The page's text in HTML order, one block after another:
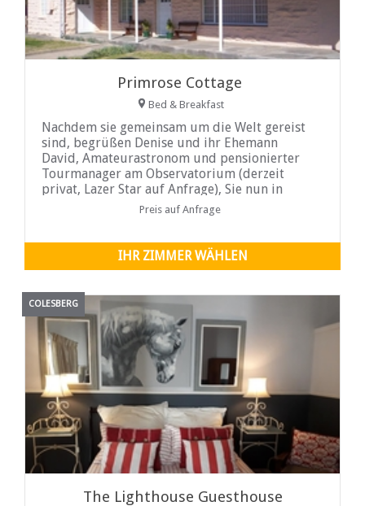
Primrose Cottage
Bed & Breakfast
Nachdem sie gemeinsam um die Welt gereist
sind, begrüßen Denise und ihr Ehemann
David, Amateurastronom und pensionierter
Tourmanager am Observatorium (derzeit
privat, Lazer Star auf Anfrage), Sie nun in
ihrem Steinhaus auf einem mit Obstbäumen
und Weinreben übersäten Gelände.
Preis auf Anfrage
IHR ZIMMER WÄHLEN
COLESBERG
The Lighthouse Guesthouse